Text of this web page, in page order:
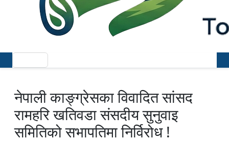
नेपाली काङ्ग्रेसका विवादित सांसद
रामहरि खतिवडा संसदीय सुनुवाइ
समितिको सभापतिमा निर्विरोध !